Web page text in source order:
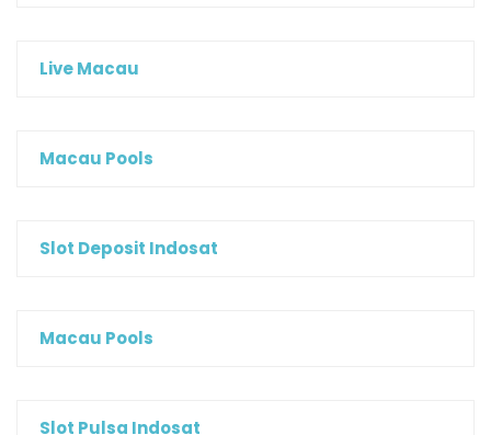
Live Macau
Macau Pools
Slot Deposit Indosat
Macau Pools
Slot Pulsa Indosat